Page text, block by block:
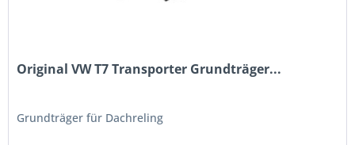
Original VW T7 Transporter Grundträger...
Grundträger für Dachreling